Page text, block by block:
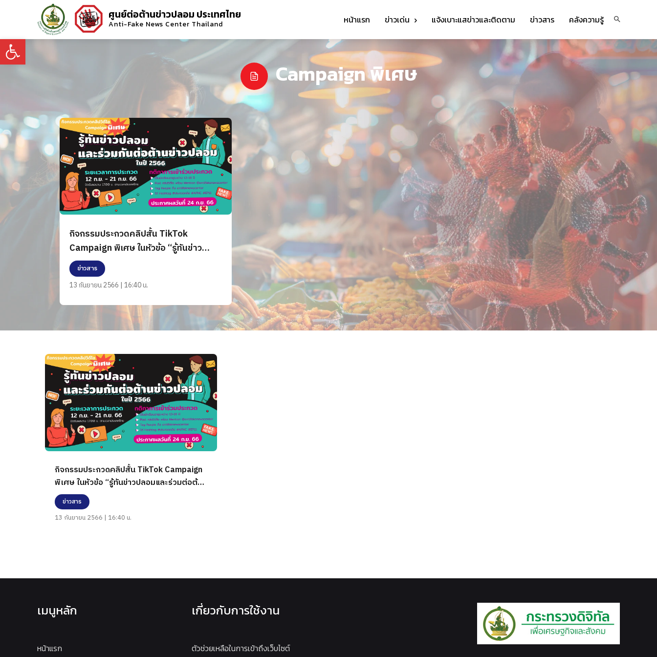
Open toolbar
ศูนย์ต่อต้านข่าวปลอม ประเทศไทย
Anti-Fake News Center Thailand หน้าแรก ข่าวเด่น แจ้งเบาะแสข่าวและติดตาม ข่าวสาร คลังความรู้
Campaign พิเศษ
กิจกรรมประกวดคลิปสั้น TikTok
Campaign พิเศษ ในหัวข้อ “รู้ทันข่าว
ปลอมและร่วมต่อต้านข่าวปลอมในปี
2566”
ข่าวสาร
13 กันยายน 2566 | 16:40 น.
กิจกรรมประกวดคลิปสั้น TikTok Campaign
พิเศษ ในหัวข้อ “รู้ทันข่าวปลอมและร่วมต่อต้าน
ข่าวปลอมในปี 2566”
ข่าวสาร
13 กันยายน 2566 | 16:40 น.
เมนูหลัก
หน้าแรก
เกี่ยวกับการใช้งาน
ตัวช่วยเหลือในการเข้าถึงเว็บไซต์